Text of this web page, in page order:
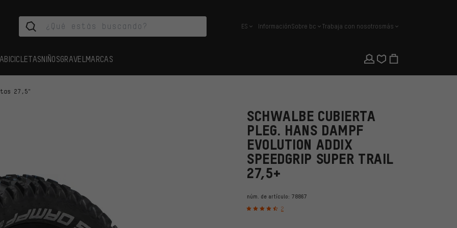
español
ES InformaciónSobre bc Trabaja con nosotrosmás
BICICLETASNIÑOSGRAVEL MARCAS
27,5"
SCHWALBE CUBIERTA
PLEG. HANS DAMPF
EVOLUTION ADDIX
SPEEDGRIP SUPER TRAIL
27,5+
núm. de artículo: 78867
2